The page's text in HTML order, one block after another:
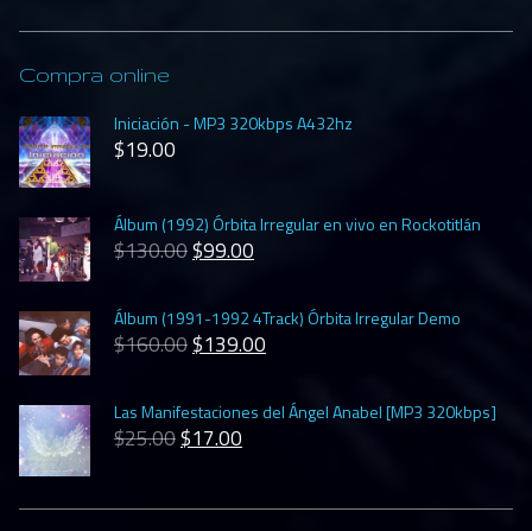
Compra online
Iniciación - MP3 320kbps A432hz
$19.00
Álbum (1992) Órbita Irregular en vivo en Rockotitlán
$130.00$99.00
Álbum (1991-1992 4Track) Órbita Irregular Demo
$160.00$139.00
Las Manifestaciones del Ángel Anabel [MP3 320kbps]
$25.00$17.00